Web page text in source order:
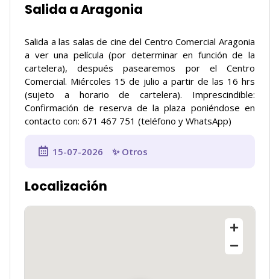
Salida a Aragonia
Salida a las salas de cine del Centro Comercial Aragonia
a ver una película (por determinar en función de la
cartelera), después pasearemos por el Centro
Comercial. Miércoles 15 de julio a partir de las 16 hrs
(sujeto a horario de cartelera). Imprescindible:
Confirmación de reserva de la plaza poniéndose en
contacto con: 671 467 751 (teléfono y WhatsApp)
15-07-2026 ✨ Otros
Localización